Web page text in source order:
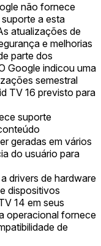
não fornece
a esta
atualizações de
e melhorias
parte dos
Google indicou uma
semestral
TV 16 previsto para
suporte
geradas em vários
do usuário para
drivers de hardware
dispositivos
14 em seus
operacional fornece
de